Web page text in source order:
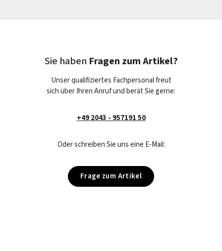
Sie haben Fragen zum Artikel?
Unser qualifiziertes Fachpersonal freut
sich über Ihren Anruf und berät Sie gerne:
+49 2043 - 957191 50
Oder schreiben Sie uns eine E-Mail:
Frage zum Artikel